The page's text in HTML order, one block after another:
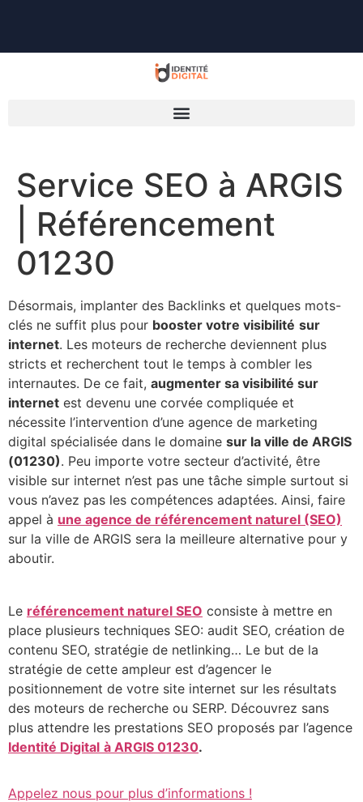
Service SEO à ARGIS
| Référencement
01230
Désormais, implanter des Backlinks et quelques mots-
clés ne suffit plus pour booster votre visibilité sur
internet. Les moteurs de recherche deviennent plus
stricts et recherchent tout le temps à combler les
internautes. De ce fait, augmenter sa visibilité sur
internet est devenu une corvée compliquée et
nécessite l’intervention d’une agence de marketing
digital spécialisée dans le domaine sur la ville de ARGIS
(01230). Peu importe votre secteur d’activité, être
visible sur internet n’est pas une tâche simple surtout si
vous n’avez pas les compétences adaptées. Ainsi, faire
appel à une agence de référencement naturel (SEO)
sur la ville de ARGIS sera la meilleure alternative pour y
aboutir.
Le référencement naturel SEO consiste à mettre en
place plusieurs techniques SEO: audit SEO, création de
contenu SEO, stratégie de netlinking… Le but de la
stratégie de cette ampleur est d’agencer le
positionnement de votre site internet sur les résultats
des moteurs de recherche ou SERP. Découvrez sans
plus attendre les prestations SEO proposés par l’agence
Identité Digital à ARGIS 01230.
Appelez nous pour plus d’informations !